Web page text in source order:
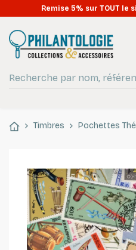
Remise 5% sur TOUT le
Timbres Pochettes